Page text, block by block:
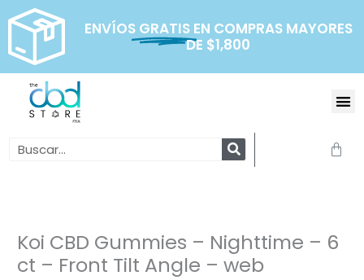
contenido
ENVÍOS GRATIS EN COMPRAS MAYORES
DE $1,800
Search
Koi CBD Gummies – Nighttime – 6
ct – Front Tilt Angle – web